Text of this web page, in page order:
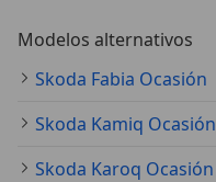
Modelos alternativos
Skoda Fabia Ocasión
Skoda Kamiq Ocasión
Skoda Karoq Ocasión